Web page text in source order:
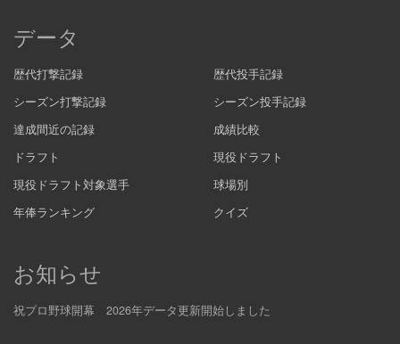
データ
歴代打撃記録
歴代投手記録
シーズン打撃記録
シーズン投手記録
達成間近の記録
成績比較
ドラフト
現役ドラフト
現役ドラフト対象選手
球場別
年俸ランキング
クイズ
お知らせ
祝プロ野球開幕 2026年データ更新開始しました